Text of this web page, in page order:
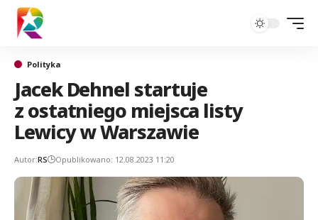
Polityka
Jacek Dehnel startuje
z ostatniego miejsca listy
Lewicy w Warszawie
Autor:RS Opublikowano: 12.08.2023 11:20